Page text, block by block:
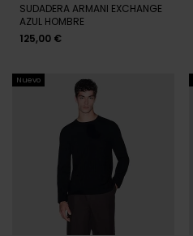
SUDADERA ARMANI EXCHANGE
AZUL HOMBRE
125,00 €
Nuevo